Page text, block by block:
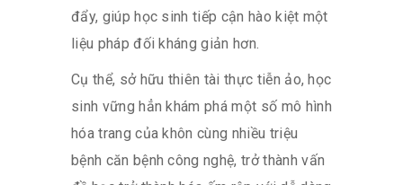
đẩy, giúp học sinh tiếp cận hào kiệt một
liệu pháp đối kháng giản hơn.
Cụ thể, sở hữu thiên tài thực tiễn ảo, học
sinh vững hẳn khám phá một số mô hình
hóa trang của khôn cùng nhiều triệu
bệnh căn bệnh công nghệ, trở thành vấn